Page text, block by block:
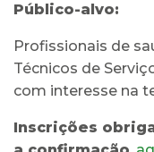
Público-alvo:
Profissionais de
Técnicos de
com interesse na
Inscrições